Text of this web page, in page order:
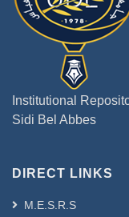
Institutional
Sidi Bel Abbes
DIRECT LINKS
M.E.S.R.S